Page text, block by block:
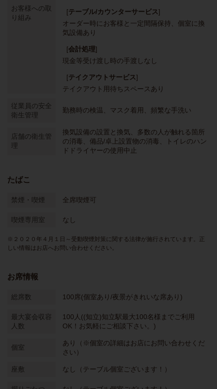
お客様への取
り組み
[テーブル/カウンターサービス]
オーダー時にお客様と一定間隔保持
個室に換
気設備あり
[会計処理]
現金等受け渡し時の手渡しなし
[テイクアウトサービス]
テイクアウト用待ちスペースあり
従業員の安全
衛生管理
勤務時の検温 マスク着用 頻繁な手洗い
店舗の衛生管
理
換気設備の設置と換気
多数の人が触れる箇所
の消毒
備品/卓上設置物の消毒
トイレのハン
ドドライヤーの使用中止
たばこ
禁煙・喫煙 全席喫煙可
喫煙専用室 なし
※２０２０年４月１日～受動喫煙対策に関する法律が施行されています。正
しい情報はお店へお問い合わせください。
お席情報
総席数 100席(個室あり/夜景がきれいな席あり)
最大宴会収容
人数
100人((知立)知立駅最大100名様までご利用
OK！お気軽にご相談下さい。)
個室
あり（※個室の詳細はお店にお問い合わせくだ
さい）
座敷 なし（テーブル個室ございます！）